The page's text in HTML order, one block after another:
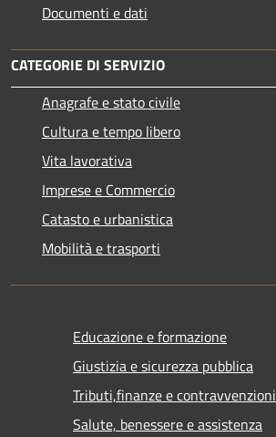
Documenti e dati
CATEGORIE DI SERVIZIO
Anagrafe e stato civile
Cultura e tempo libero
Vita lavorativa
Imprese e Commercio
Catasto e urbanistica
Mobilità e trasporti
Educazione e formazione
Giustizia e sicurezza pubblica
Tributi,finanze e contravvenzioni
Salute, benessere e assistenza